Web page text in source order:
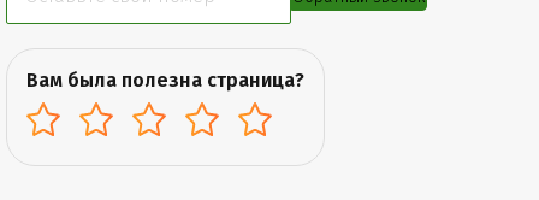
Вам была полезна страница?